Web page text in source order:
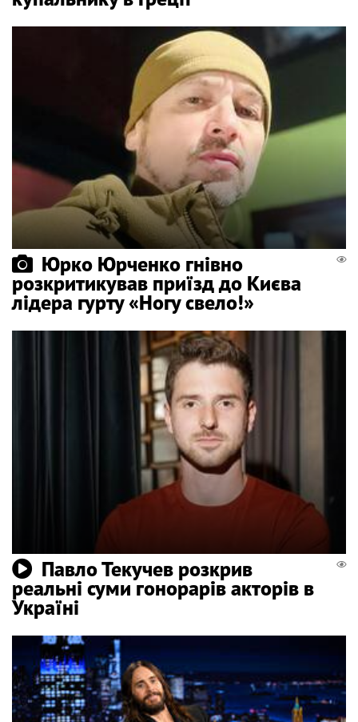
Юрко Юрченко гнівно
розкритикував приїзд до Києва
лідера гурту «Ногу свело!»
Павло Текучев розкрив
реальні суми гонорарів акторів в
Україні